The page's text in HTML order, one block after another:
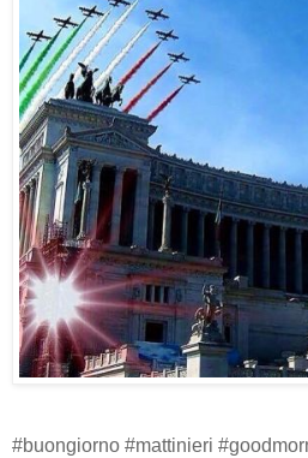
#buongiorno #mattinieri